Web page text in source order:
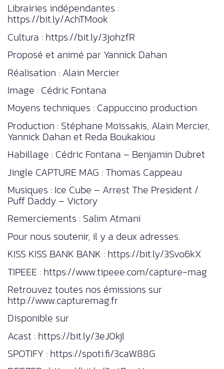
Librairies indépendantes :
https://bit.ly/AchTMook
Cultura : https://bit.ly/3johzfR
Proposé et animé par Yannick Dahan
Réalisation : Alain Mercier
Image : Cédric Fontana
Moyens techniques : Cappuccino production
Production : Stéphane Moïssakis, Alain Mercier,
Yannick Dahan et Reda Boukakiou
Habillage : Cédric Fontana – Benjamin Dubret
Jingle CAPTURE MAG : Thomas Cappeau
Musiques : Ice Cube – Arrest The President /
Puff Daddy – Victory
Remerciements : Salim Atmani
Pour nous soutenir, il y a deux adresses.
KISS KISS BANK BANK : https://bit.ly/3Svo6kX
TIPEEE : https://www.tipeee.com/capture-mag
Retrouvez toutes nos émissions sur
http://www.capturemag.fr
Disponible sur
Acast : https://bit.ly/3eJ0kjl
SPOTIFY : https://spoti.fi/3caW88G